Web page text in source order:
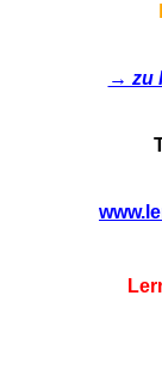
→ zu
Ler